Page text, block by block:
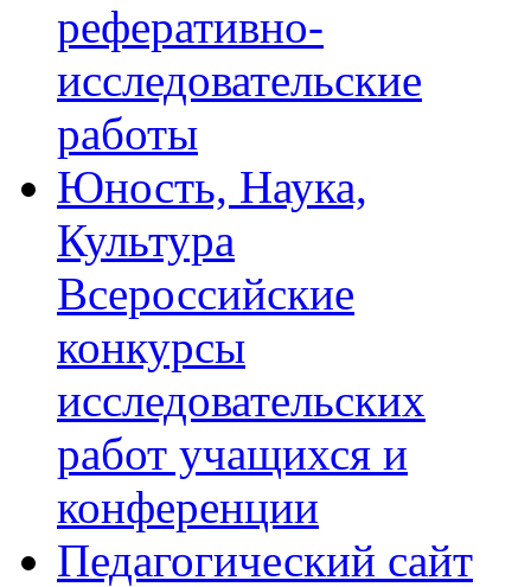
реферативно-
исследовательские
работы
Юность, Наука,
Культура
Всероссийские
конкурсы
исследовательских
работ учащихся и
конференции
Педагогический сайт